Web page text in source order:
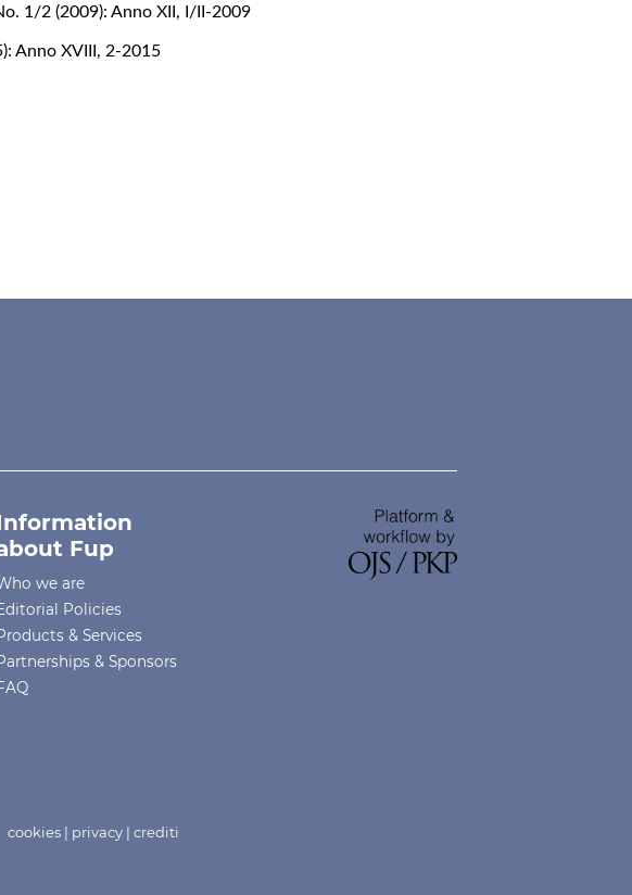
1/2 (2009): Anno XII, I/II-2009
Anno XVIII, 2-2015
Fup
we are
Policies
& Services
& Sponsors
cookies | privacy |crediti